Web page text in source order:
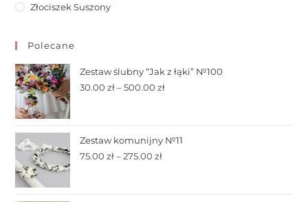
Złociszek Suszony
Polecane
Zestaw ślubny “Jak z łąki” №100
30.00zł – 500.00zł
Zestaw komunijny №11
75.00zł – 275.00zł